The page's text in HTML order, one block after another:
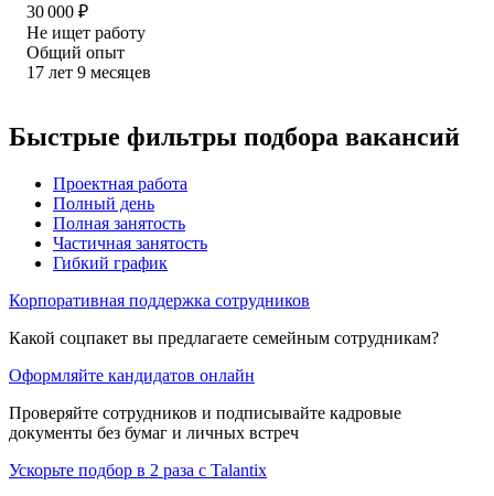
30 000 ₽
Не ищет работу
Общий опыт
17 лет 9 месяцев
Быстрые фильтры подбора вакансий
Проектная работа
Полный день
Полная занятость
Частичная занятость
Гибкий график
Корпоративная поддержка сотрудников
Какой соцпакет вы предлагаете семейным сотрудникам?
Оформляйте кандидатов онлайн
Проверяйте сотрудников и подписывайте кадровые
документы без бумаг и личных встреч
Ускорьте подбор в 2 раза с Talantix